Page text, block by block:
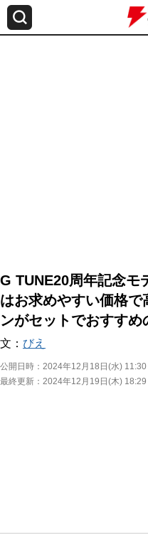
G TUNE20周年記念モ
はお求めやすい価格
ンがセットでおすすめ
文： びえ
公開日時： 2024年12月18日(水) 11:30
最終更新： 2024年12月19日(木) 18:29